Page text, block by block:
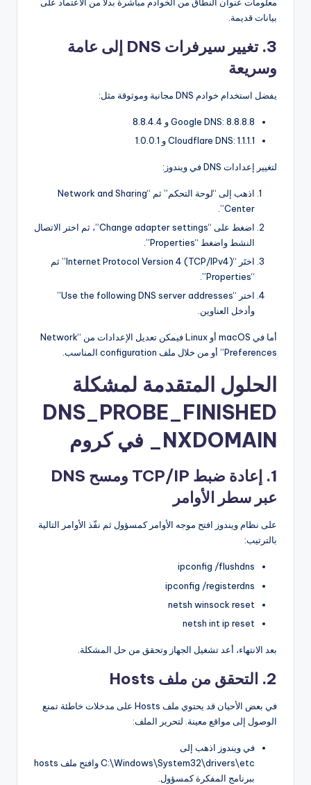
بيانات قديمة.
3. تغيير سيرفرات DNS إلى عامة
وسريعة
يفضل استخدام خوادم DNS مجانية وموثوقة مثل:
Google DNS: 8.8.8.8 و 8.8.4.4
Cloudflare DNS: 1.1.1.1 و 1.0.0.1
لتغيير إعدادات DNS في ويندوز:
اذهب إلى “لوحة التحكم” ثم “Network and Sharing
Center”.
اضغط على “Change adapter settings”، ثم اختر الاتصال
النشط واضغط “Properties”.
اختَر “Internet Protocol Version 4 (TCP/IPv4)” ثم
“Properties”.
اختر “Use the following DNS server addresses”
وأدخل العناوين.
أما في macOS أو Linux فيمكن تعديل الإعدادات من “Network
Preferences” أو من خلال ملف configuration المناسب.
الحلول المتقدمة لمشكلة
DNS_PROBE_FINISHED
_NXDOMAIN في كروم
1. إعادة ضبط TCP/IP ومسح DNS
عبر سطر الأوامر
على نظام ويندوز افتح موجه الأوامر كمسؤول ثم نفّذ الأوامر التالية
بالترتيب:
ipconfig /flushdns
ipconfig /registerdns
netsh winsock reset
netsh int ip reset
بعد الانتهاء، أعد تشغيل الجهاز وتحقق من حل المشكلة.
2. التحقق من ملف Hosts
في بعض الأحيان قد يحتوي ملف Hosts على مدخلات خاطئة تمنع
الوصول إلى مواقع معينة. لتحرير الملف:
في ويندوز اذهب إلى
C:\Windows\System32\drivers\etc وافتح ملف hosts
ببرنامج المفكرة كمسؤول.